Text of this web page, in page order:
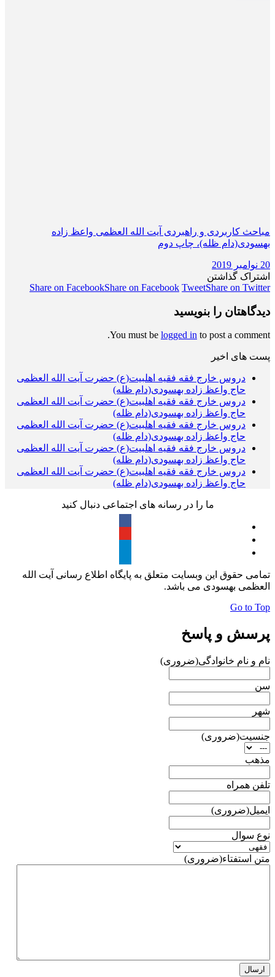
مباحث کاربردی و راهبردی آیت الله العظمی واعظ زاده
بهسودی(دام ظله)، چاپ دوم
20 نوامبر 2019
اشتراک گذاشتن
Share on FacebookShare on Facebook TweetShare on Twitter
دیدگاهتان را بنویسید
You must be logged in to post a comment.
پست های اخیر
دروس خارج فقه فقیه اهلبیت(ع) حضرت آیت الله العظمی
حاج واعظ زاده بهسودی(دام ظله)
دروس خارج فقه فقیه اهلبیت(ع) حضرت آیت الله العظمی
حاج واعظ زاده بهسودی(دام ظله)
دروس خارج فقه فقیه اهلبیت(ع) حضرت آیت الله العظمی
حاج واعظ زاده بهسودی(دام ظله)
دروس خارج فقه فقیه اهلبیت(ع) حضرت آیت الله العظمی
حاج واعظ زاده بهسودی(دام ظله)
دروس خارج فقه فقیه اهلبیت(ع) حضرت آیت الله العظمی
حاج واعظ زاده بهسودی(دام ظله)
ما را در رسانه های اجتماعی دنبال کنید
تمامی حقوق این وبسایت متعلق به پایگاه اطلاع رسانی آیت الله
العظمی بهسودی می باشد.
Go to Top
پرسش و پاسخ
نام و نام خانوادگی(ضروری)
سن
شهر
جنسیت(ضروری)
مذهب
تلفن همراه
ایمیل(ضروری)
نوع سوال
متن استفتاء(ضروری)